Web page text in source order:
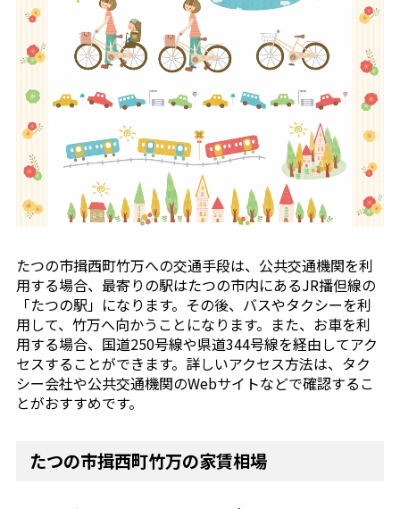
たつの市揖西町竹万への交通手段は、公共交通機関を利
用する場合、最寄りの駅はたつの市内にあるJR播但線の
「たつの駅」になります。その後、バスやタクシーを利
用して、竹万へ向かうことになります。また、お車を利
用する場合、国道250号線や県道344号線を経由してアク
セスすることができます。詳しいアクセス方法は、タク
シー会社や公共交通機関のWebサイトなどで確認するこ
とがおすすめです。
たつの市揖西町竹万の家賃相場